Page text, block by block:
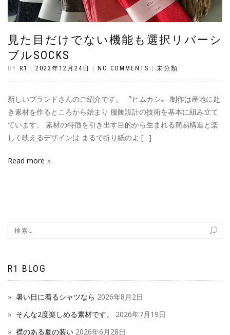
見た目だけでない機能も選択リバーシ
ブルSOCKS
BY R1 2023年12月24日 NO COMMENTS 未分類
新しいブランドさんのご紹介です。 〝ヒムカシ〟 制作は産地に赴
き素材を作るところから始まり 服飾設計の技術を基本に組み立て
ています。 素材の特徴を引き出す目的から生まれる簡易構造と楽
しく映えるデザインは まるで折り紙のよ […]
Read more
R1 BLOG
暑い日に着るシャツなら 2026年8月2日
そんな2度楽しめる素材です。
2026年7月19日
襟のある夏の装い 2026年6月28日